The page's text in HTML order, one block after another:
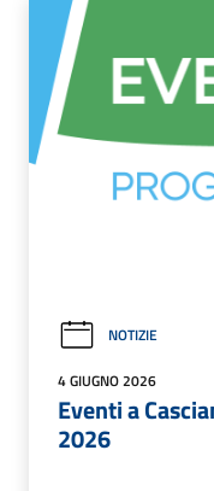
NOTIZIE
4 GIUGNO 2026
Eventi a
2026